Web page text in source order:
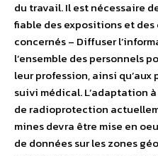
du travail. Il est nécessaire
fiable des expositions et
concernés – Diffuser
l’ensemble des personnels
leur profession, ainsi
suivi médical. L’adaptation
de radioprotection
mines devra être mise en
de données sur les zones